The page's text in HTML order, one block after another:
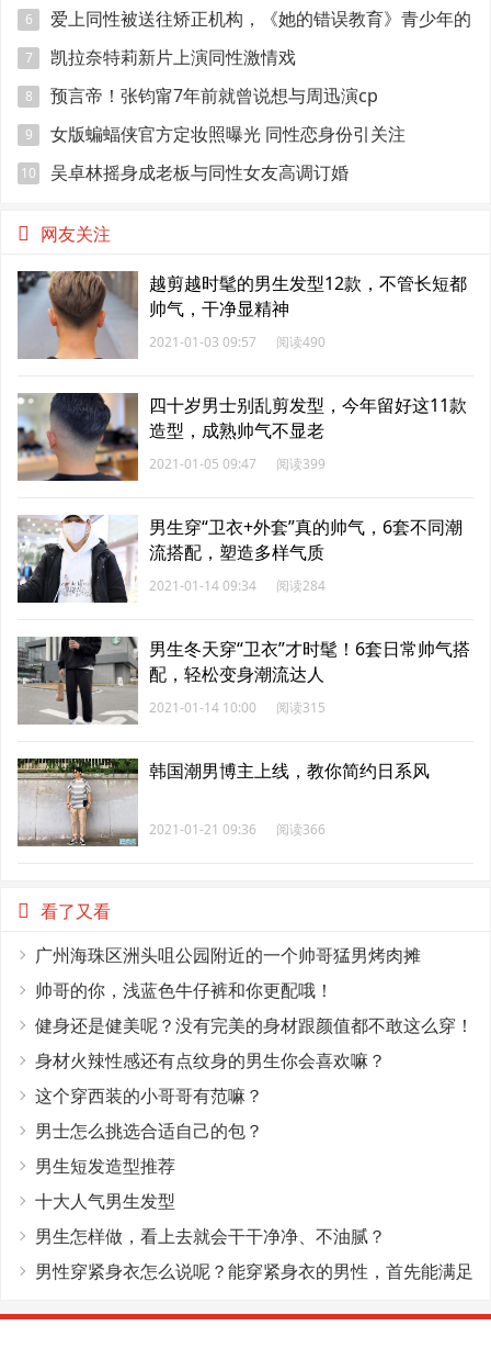
妩媚
6
爱上同性被送往矫正机构，《她的错误教育》青少年的
悲伤与错误
7 凯拉奈特莉新片上演同性激情戏
8 预言帝！张钧甯7年前就曾说想与周迅演cp
9 女版蝙蝠侠官方定妆照曝光 同性恋身份引关注
10 吴卓林摇身成老板与同性女友高调订婚
网友关注
越剪越时髦的男生发型12款，不管长短都
帅气，干净显精神
2021-01-03 09:57 阅读490
四十岁男士别乱剪发型，今年留好这11款
造型，成熟帅气不显老
2021-01-05 09:47 阅读399
男生穿“卫衣+外套”真的帅气，6套不同潮
流搭配，塑造多样气质
2021-01-14 09:34 阅读284
男生冬天穿“卫衣”才时髦！6套日常帅气搭
配，轻松变身潮流达人
2021-01-14 10:00 阅读315
韩国潮男博主上线，教你简约日系风
2021-01-21 09:36 阅读366
看了又看
广州海珠区洲头咀公园附近的一个帅哥猛男烤肉摊
帅哥的你，浅蓝色牛仔裤和你更配哦！
健身还是健美呢？没有完美的身材跟颜值都不敢这么穿！
身材火辣性感还有点纹身的男生你会喜欢嘛？
这个穿西装的小哥哥有范嘛？
男士怎么挑选合适自己的包？
男生短发造型推荐
十大人气男生发型
男生怎样做，看上去就会干干净净、不油腻？
男性穿紧身衣怎么说呢？能穿紧身衣的男性，首先能满足